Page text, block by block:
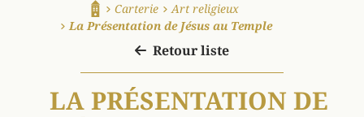
Accueil
Carterie
Art religieux
La Présentation de Jésus au Temple
Retour liste
LA PRÉSENTATION DE